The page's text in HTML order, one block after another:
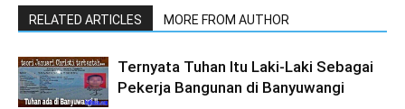
RELATED ARTICLES MORE FROM AUTHOR
Ternyata Tuhan Itu Laki-Laki Sebagai
Pekerja Bangunan di Banyuwangi